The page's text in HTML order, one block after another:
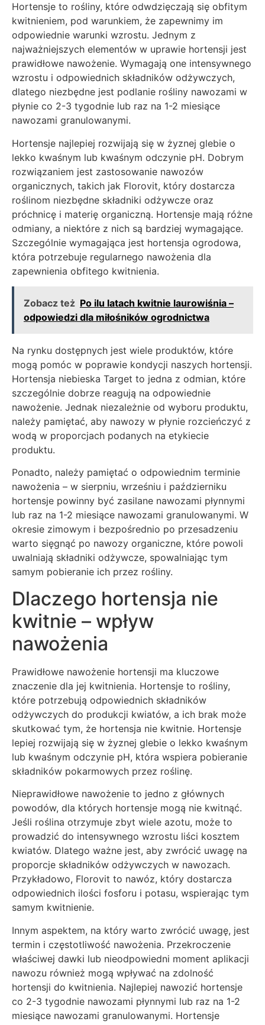
Hortensje to rośliny, które odwdzięczają się obfitym
kwitnieniem, pod warunkiem, że zapewnimy im
odpowiednie warunki wzrostu. Jednym z
najważniejszych elementów w uprawie hortensji jest
prawidłowe nawożenie. Wymagają one intensywnego
wzrostu i odpowiednich składników odżywczych,
dlatego niezbędne jest podlanie rośliny nawozami w
płynie co 2-3 tygodnie lub raz na 1-2 miesiące
nawozami granulowanymi.
Hortensje najlepiej rozwijają się w żyznej glebie o
lekko kwaśnym lub kwaśnym odczynie pH. Dobrym
rozwiązaniem jest zastosowanie nawozów
organicznych, takich jak Florovit, który dostarcza
roślinom niezbędne składniki odżywcze oraz
próchnicę i materię organiczną. Hortensje mają różne
odmiany, a niektóre z nich są bardziej wymagające.
Szczególnie wymagająca jest hortensja ogrodowa,
która potrzebuje regularnego nawożenia dla
zapewnienia obfitego kwitnienia.
Zobacz też Po ilu latach kwitnie laurowiśnia –
odpowiedzi dla miłośników ogrodnictwa
Na rynku dostępnych jest wiele produktów, które
mogą pomóc w poprawie kondycji naszych hortensji.
Hortensja niebieska Target to jedna z odmian, które
szczególnie dobrze reagują na odpowiednie
nawożenie. Jednak niezależnie od wyboru produktu,
należy pamiętać, aby nawozy w płynie rozcieńczyć z
wodą w proporcjach podanych na etykiecie
produktu.
Ponadto, należy pamiętać o odpowiednim terminie
nawożenia – w sierpniu, wrześniu i październiku
hortensje powinny być zasilane nawozami płynnymi
lub raz na 1-2 miesiące nawozami granulowanymi. W
okresie zimowym i bezpośrednio po przesadzeniu
warto sięgnąć po nawozy organiczne, które powoli
uwalniają składniki odżywcze, spowalniając tym
samym pobieranie ich przez rośliny.
Dlaczego hortensja nie
kwitnie – wpływ
nawożenia
Prawidłowe nawożenie hortensji ma kluczowe
znaczenie dla jej kwitnienia. Hortensje to rośliny,
które potrzebują odpowiednich składników
odżywczych do produkcji kwiatów, a ich brak może
skutkować tym, że hortensja nie kwitnie. Hortensje
lepiej rozwijają się w żyznej glebie o lekko kwaśnym
lub kwaśnym odczynie pH, która wspiera pobieranie
składników pokarmowych przez roślinę.
Nieprawidłowe nawożenie to jedno z głównych
powodów, dla których hortensje mogą nie kwitnąć.
Jeśli roślina otrzymuje zbyt wiele azotu, może to
prowadzić do intensywnego wzrostu liści kosztem
kwiatów. Dlatego ważne jest, aby zwrócić uwagę na
proporcje składników odżywczych w nawozach.
Przykładowo, Florovit to nawóz, który dostarcza
odpowiednich ilości fosforu i potasu, wspierając tym
samym kwitnienie.
Innym aspektem, na który warto zwrócić uwagę, jest
termin i częstotliwość nawożenia. Przekroczenie
właściwej dawki lub nieodpowiedni moment aplikacji
nawozu również mogą wpływać na zdolność
hortensji do kwitnienia. Najlepiej nawozić hortensje
co 2-3 tygodnie nawozami płynnymi lub raz na 1-2
miesiące nawozami granulowanymi. Hortensje